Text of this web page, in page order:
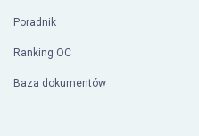
Poradnik
Ranking OC
Baza dokumentów